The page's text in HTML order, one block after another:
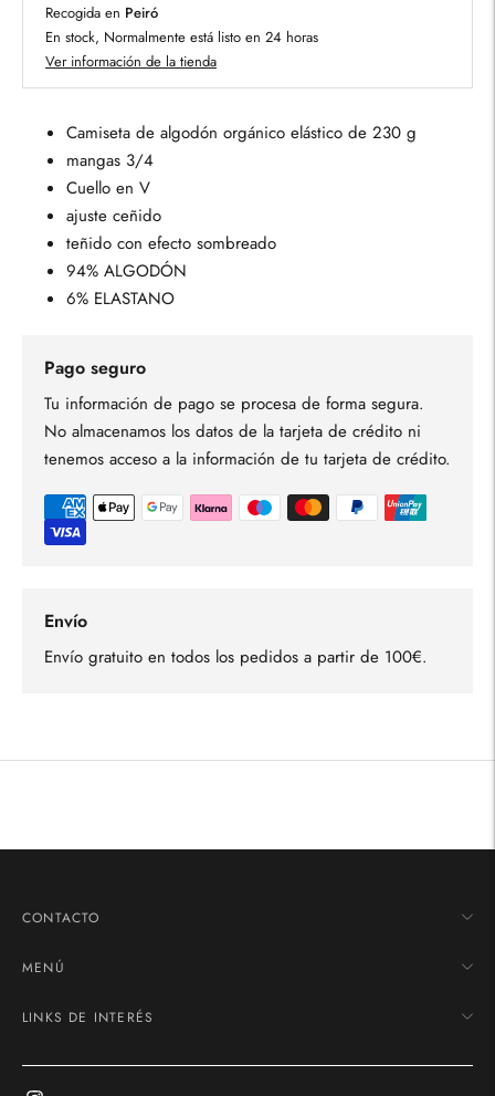
Recogida en Peiró
En stock, Normalmente está listo en 24 horas
Ver información de la tienda
Camiseta de algodón orgánico elástico de 230 g
mangas 3/4
Cuello en V
ajuste ceñido
teñido con efecto sombreado
94% ALGODÓN
6% ELASTANO
Pago seguro
Tu información de pago se procesa de forma segura.
No almacenamos los datos de la tarjeta de crédito ni
tenemos acceso a la información de tu tarjeta de crédito.
Envío
Envío gratuito en todos los pedidos a partir de 100€.
un
CONTACTO
MENÚ
LINKS DE INTERÉS